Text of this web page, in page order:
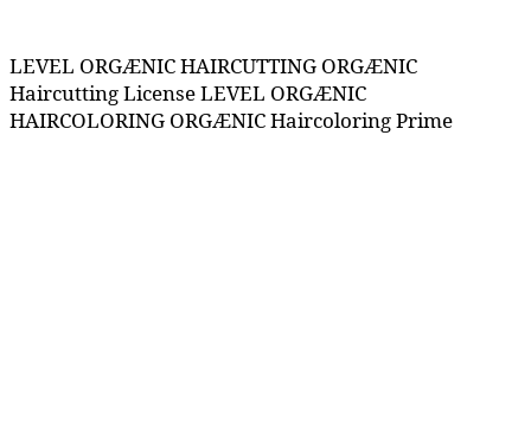
LEVEL ORGÆNIC HAIRCUTTING ORGÆNIC
Haircutting License LEVEL ORGÆNIC
HAIRCOLORING ORGÆNIC Haircoloring Prime